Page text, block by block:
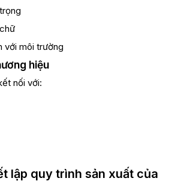
với môi trường
hiệu
nối với:
lập quy trình sản xuất của